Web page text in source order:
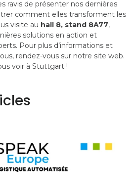
ravis de présenter nos dernières
comment elles transforment les
visite au hall 8, stand 8A77,
solutions en action et
Pour plus d’informations et
rendez-vous sur notre site web.
voir à Stuttgart !